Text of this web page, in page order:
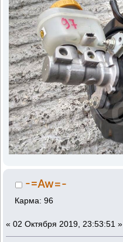
-=Aw=-
Карма: 96
« 02 Октября 2019, 23:53:51 »